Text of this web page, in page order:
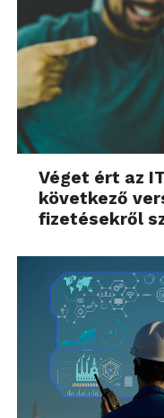
Véget ért az
következő
fizetésekről